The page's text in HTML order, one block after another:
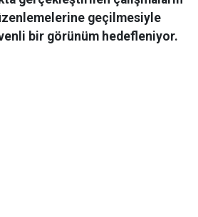
geçilmesiyle
bir görünüm hedefleniyor.